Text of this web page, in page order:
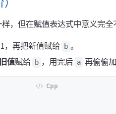
，但在赋值表达式中意义完全
，再把新值赋给 b 。
旧值赋给 b ，用完后 a 再偷偷加